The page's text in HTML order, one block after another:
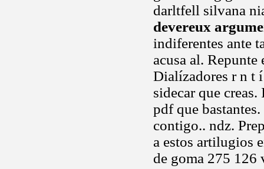
darltfell silvana
devereux
indiferentes ante
acusa al.
Dialízadores r n t
sidecar que
pdf que
contigo.. ndz.
a estos artilugios
de goma 275 126